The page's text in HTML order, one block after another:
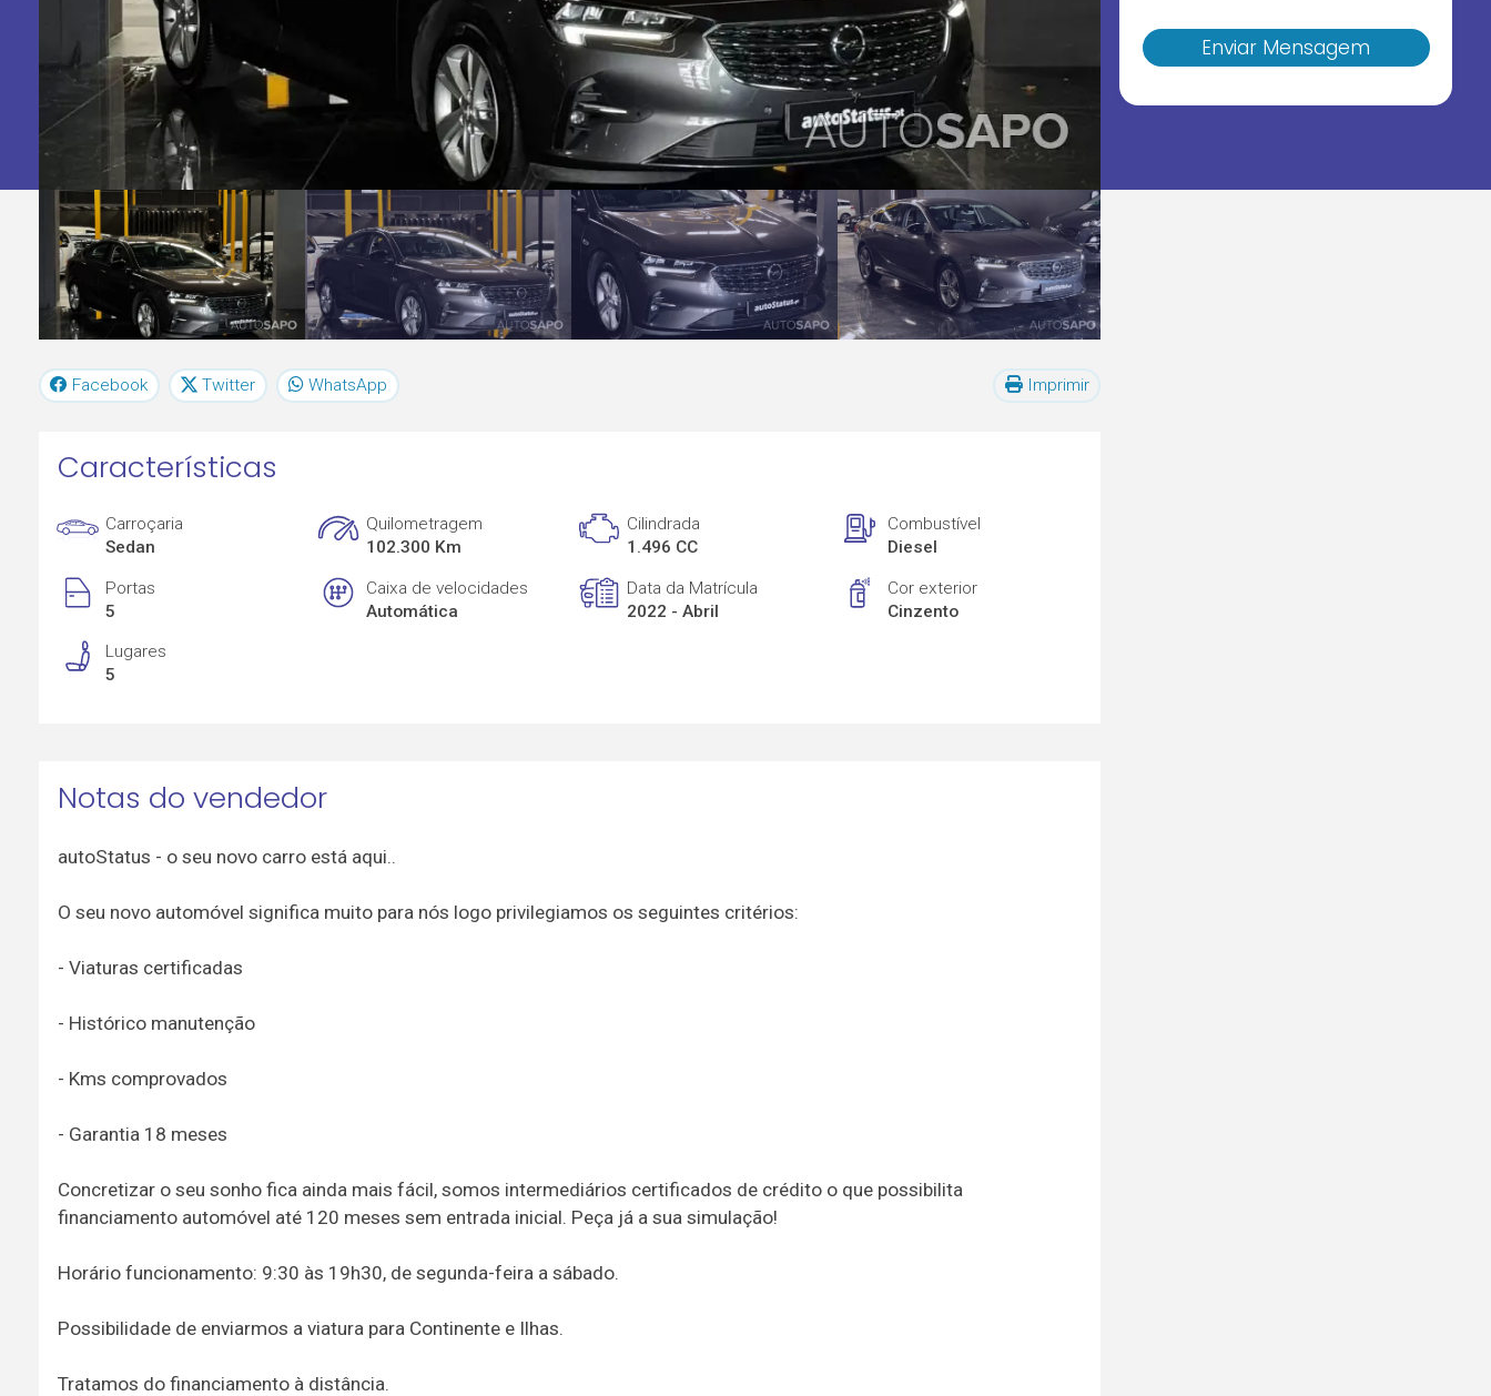
Enviar Mensagem
Facebook Twitter WhatsApp Imprimir
Características
Carroçaria
Sedan
Quilometragem
102.300 Km
Cilindrada
1.496 CC
Combustível
Diesel
Portas
5
Caixa de velocidades
Automática
Data da Matrícula
2022 - Abril
Cor exterior
Cinzento
Lugares
5
Notas do vendedor
autoStatus - o seu novo carro está aqui..
O seu novo automóvel significa muito para nós logo privilegiamos os seguintes critérios:
- Viaturas certificadas
- Histórico manutenção
- Kms comprovados
- Garantia 18 meses
Concretizar o seu sonho fica ainda mais fácil, somos intermediários certificados de crédito o que possibilita
financiamento automóvel até 120 meses sem entrada inicial. Peça já a sua simulação!
Horário funcionamento: 9:30 às 19h30, de segunda-feira a sábado.
Possibilidade de enviarmos a viatura para Continente e Ilhas.
Tratamos do financiamento à distância.